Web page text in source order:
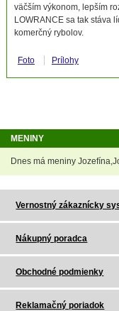
väčším výkonom, lepším
LOWRANCE sa tak stáva
komerčný rybolov.
Foto Prílohy
MENINY
Dnes má meniny
Vernostný zákaznícky
Nákupný poradca
Obchodné podmienky
Reklamačný poriadok